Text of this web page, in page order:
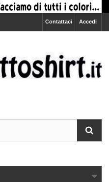
Accedi
Contattaci